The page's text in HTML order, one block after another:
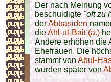
Der nach Meinung
beschuldigte"oft zu
derAbbasiden
dieAhl-ul-Bait (a.)
Andere erhöhen die
Ehefrauen. Die
stammt vonAbul-
wurden später von